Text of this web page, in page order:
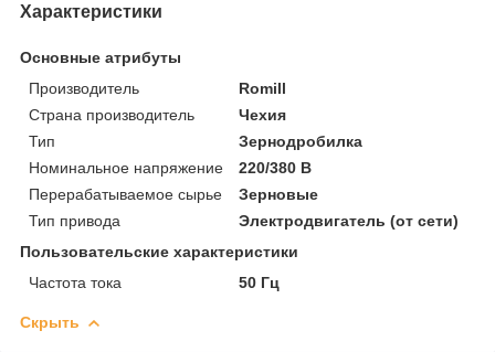
Характеристики
Основные атрибуты
Производитель
Romill
Страна производитель
Чехия
Тип
Зернодробилка
Номинальное напряжение
220/380 В
Перерабатываемое сырье
Зерновые
Тип привода
Электродвигатель (от сети)
Пользовательские характеристики
Частота тока
50 Гц
Скрыть